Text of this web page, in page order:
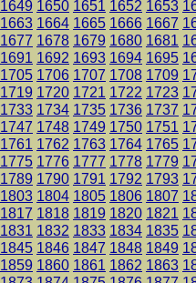
1649 1650 1651 1652 1653
1663 1664 1665 1666 1667
1677 1678 1679 1680 1681
1691 1692 1693 1694 1695
1705 1706 1707 1708 1709
1719 1720 1721 1722 1723
1733 1734 1735 1736 1737
1747 1748 1749 1750 1751
1761 1762 1763 1764 1765
1775 1776 1777 1778 1779
1789 1790 1791 1792 1793
1803 1804 1805 1806 1807
1817 1818 1819 1820 1821
1831 1832 1833 1834 1835
1845 1846 1847 1848 1849
1859 1860 1861 1862 1863